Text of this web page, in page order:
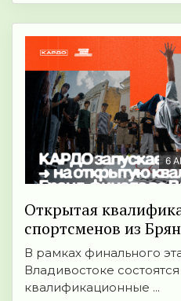
6
Открытая
спортсменов из
В рамках финального
Владивостоке
квалификационные ...